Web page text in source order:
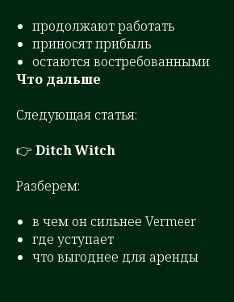
продолжают работать
приносят прибыль
остаются востребованными
Что дальше
Следующая статья:
👉 Ditch Witch
Разберем:
в чем он сильнее Vermeer
где уступает
что выгоднее для аренды